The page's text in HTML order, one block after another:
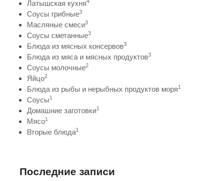
Латышская кухня
Соусы грибные3
Масляные смеси3
Соусы сметанные3
Блюда из мясных консервов3
Блюда из мяса и мясных продуктов3
Соусы молочные2
Яйцо2
Блюда из рыбы и нерыбных продуктов моря1
Соусы1
Домашние заготовки1
Мясо1
Вторые блюда1
Последние записи